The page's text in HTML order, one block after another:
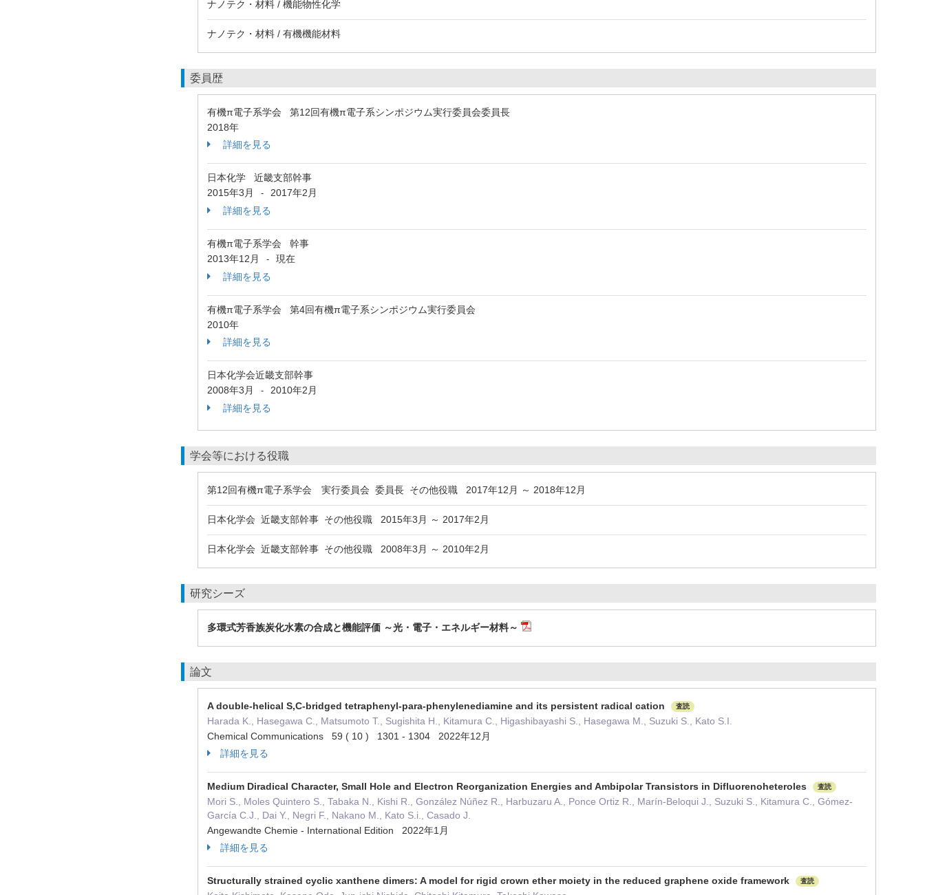
ナノテク・材料 / 機能物性化学
ナノテク・材料 / 有機機能材料
委員歴
有機π電子系学会 第12回有機π電子系シンポジウム実行委員会委員長
2018年
詳細を見る
日本化学 近畿支部幹事
2015年3月
-
2017年2月
詳細を見る
有機π電子系学会 幹事
2013年12月
-
現在
詳細を見る
有機π電子系学会 第4回有機π電子系シンポジウム実行委員会
2010年
詳細を見る
日本化学会近畿支部幹事
2008年3月
-
2010年2月
詳細を見る
学会等における役職
第12回有機π電子系学会 実行委員会 委員長 その他役職 2017年12月 ～ 2018年12月
日本化学会 近畿支部幹事 その他役職 2015年3月 ～ 2017年2月
日本化学会 近畿支部幹事 その他役職 2008年3月 ～ 2010年2月
研究シーズ
多環式芳香族炭化水素の合成と機能評価 ～光・電子・エネルギー材料～
論文
A double-helical S,C-bridged tetraphenyl-para-phenylenediamine and its persistent radical cation 査読
Harada K., Hasegawa C., Matsumoto T., Sugishita H., Kitamura C., Higashibayashi S., Hasegawa M., Suzuki S., Kato S.I.
Chemical Communications 59 ( 10 ) 1301 - 1304 2022年12月
詳細を見る
Medium Diradical Character, Small Hole and Electron Reorganization Energies and Ambipolar Transistors in Difluorenoheteroles 査読
Mori S., Moles Quintero S., Tabaka N., Kishi R., González Núñez R., Harbuzaru A., Ponce Ortiz R., Marín-Beloqui J., Suzuki S., Kitamura C., Gómez-
García C.J., Dai Y., Negri F., Nakano M., Kato S.i., Casado J.
Angewandte Chemie - International Edition 2022年1月
詳細を見る
Structurally strained cyclic xanthene dimers: A model for rigid crown ether moiety in the reduced graphene oxide framework 査読